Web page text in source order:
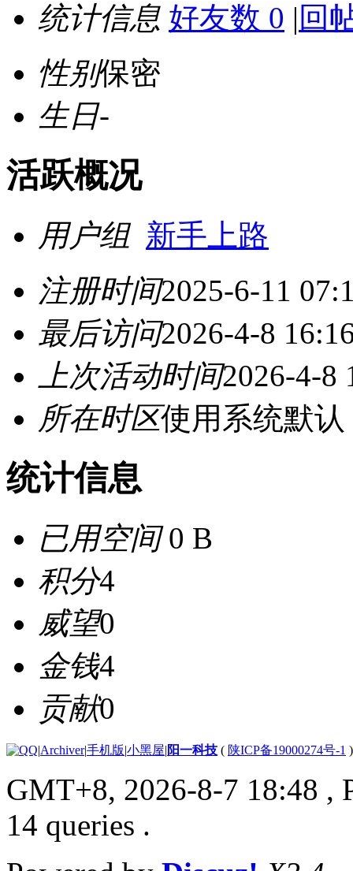
统计信息 好友数 0 | 回
性别保密
生日-
活跃概况
用户组 新手上路
注册时间2025-6-11
最后访问2026-4-8
上次活动时间2026-4-8
所在时区使用系统默认
统计信息
已用空间0 B
积分4
威望0
金钱4
贡献0
|Archiver|手机版|小黑屋| 阳一科技 ( 陕ICP备19000274号-1 )
GMT+8, 2026-8-7 18:48 ,
14 queries .